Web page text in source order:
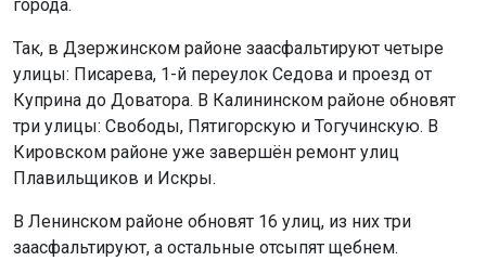
улицы: Писарева, 1-й переулок Седова и проезд от
Куприна до Доватора. В Калининском районе обновят
три улицы: Свободы, Пятигорскую и Тогучинскую. В
Кировском районе уже завершён ремонт улиц
Плавильщиков и Искры.
В Ленинском районе обновят 16 улиц, из них три
заасфальтируют, а остальные отсыпят щебнем.
В Октябрьском районе отремонтируют дороги на
улицах Вилюйской, Белинского, Чехова, Тургенева и